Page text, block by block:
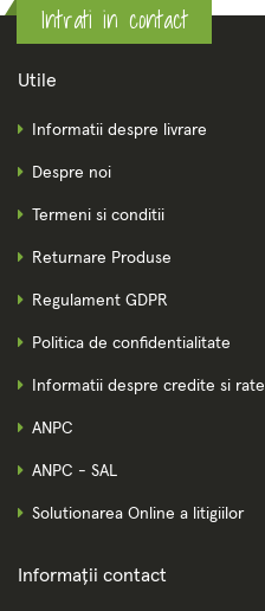
Intrati in contact
Utile
Informatii despre livrare
Despre noi
Termeni si conditii
Returnare Produse
Regulament GDPR
Politica de confidentialitate
Informatii despre credite si rate
ANPC
ANPC - SAL
Solutionarea Online a litigiilor
Informații contact